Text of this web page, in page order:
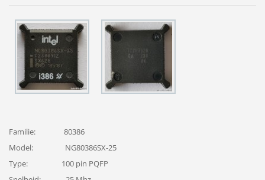
Familie: 80386
Model: NG80386SX-25
Type: 100 pin PQFP